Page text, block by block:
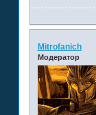
Mitrofanich
Модератор